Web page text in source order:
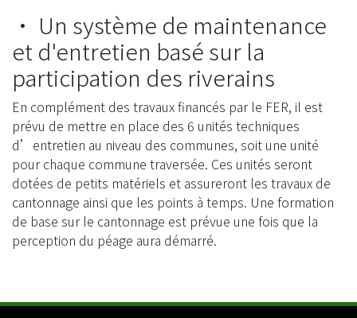
• Un système de maintenance
et d'entretien basé sur la
participation des riverains
En complément des travaux financés par le FER, il est
prévu de mettre en place des 6 unités techniques
d’entretien au niveau des communes, soit une unité
pour chaque commune traversée. Ces unités seront
dotées de petits matériels et assureront les travaux de
cantonnage ainsi que les points à temps. Une formation
de base sur le cantonnage est prévue une fois que la
perception du péage aura démarré.